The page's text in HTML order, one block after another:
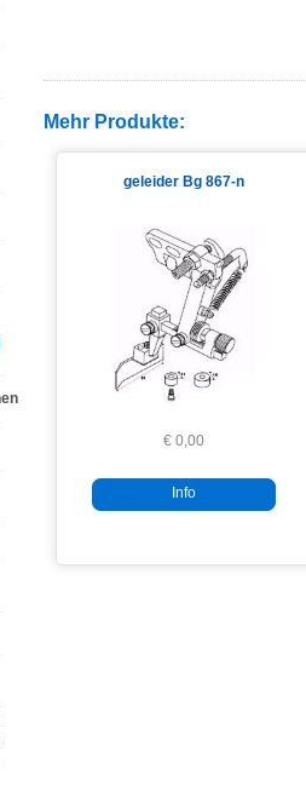
Mehr Produkte:
geleider Bg 867-n
€ 0,00
Info